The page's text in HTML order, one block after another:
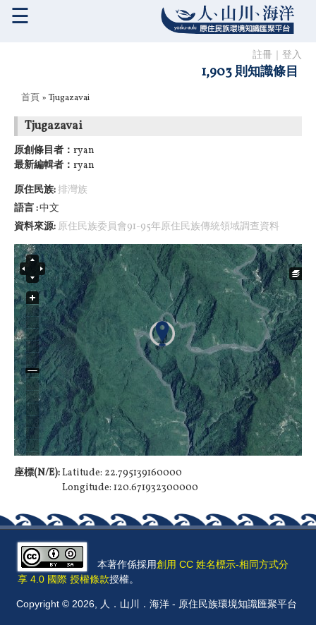
註冊 登入
1,903 則知識條目
☰
您在這裡
首頁 » Tjugazavai
Tjugazavai
原創條目者： ryan
最新編輯者： ryan
原住民族:排灣族
語言 中文
資料來源: 原住民族委員會91-95年原住民族傳統領域調查資料
座標(N/E):Latitude: 22.795139160000
Longitude: 120.671932300000
本著作係採用創用 CC 姓名標示-相同方式分
享 4.0 國際 授權條款授權。
Copyright © 2026, 人．山川．海洋 - 原住民族環境知識匯聚平台